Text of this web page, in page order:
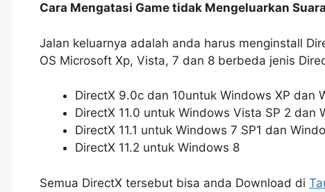
Cara Mengatasi Game tidak Mengeluarkan
Jalan keluarnya adalah anda harus menginstall
OS Microsoft Xp, Vista, 7 dan 8 berbeda jenis
DirectX 9.0c dan 10untuk Windows XP dan
DirectX 11.0 untuk Windows Vista SP 2 dan
DirectX 11.1 untuk Windows 7 SP1 dan
DirectX 11.2 untuk Windows 8
Semua DirectX tersebut bisa anda Download di